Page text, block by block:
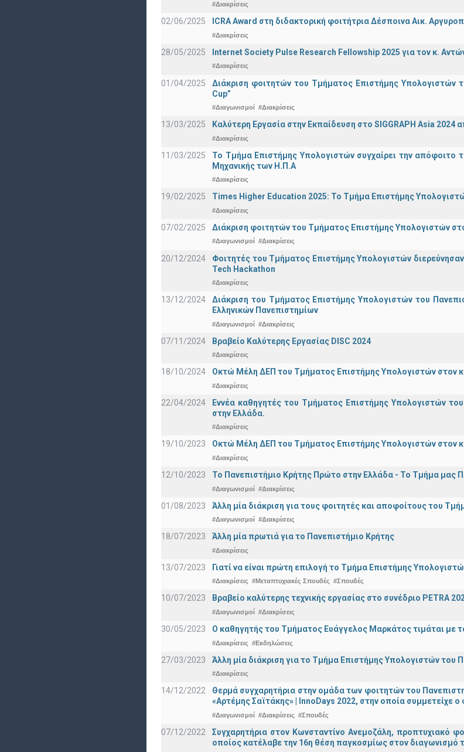
#Διακρίσεις
02/06/2025 ICRA Award στη διδακτορική φοιτήτρια Δέσποινα Αικ.
#Διακρίσεις
28/05/2025 Internet Society Pulse Research Fellowship 2025 για τον κ.
#Διακρίσεις
01/04/2025
Διάκριση φοιτητών του Τμήματος Επιστήμης Υπολογιστών
Cup”
#Διαγωνισμοί #Διακρίσεις
13/03/2025 Καλύτερη Εργασία στην Εκπαίδευση στο SIGGRAPH Asia
#Διακρίσεις
11/03/2025
Το Τμήμα Επιστήμης Υπολογιστών συγχαίρει την απόφοιτο
Μηχανικής των Η.Π.Α
#Διακρίσεις
19/02/2025 Times Higher Education 2025: Το Τμήμα Επιστήμης
#Διακρίσεις
07/02/2025 Διάκριση φοιτητών του Τμήματος Επιστήμης Υπολογιστών
#Διαγωνισμοί #Διακρίσεις
20/12/2024
Φοιτητές του Τμήματος Επιστήμης Υπολογιστών
Tech Hackathon
#Διακρίσεις
13/12/2024
Διάκριση του Τμήματος Επιστήμης Υπολογιστών του
Ελληνικών Πανεπιστημίων
#Διαγωνισμοί #Διακρίσεις
07/11/2024 Βραβείο Καλύτερης Εργασίας DISC 2024
#Διακρίσεις
18/10/2024 Οκτώ Μέλη ΔΕΠ του Τμήματος Επιστήμης Υπολογιστών στον
#Διακρίσεις
22/04/2024
Εννέα καθηγητές του Τμήματος Επιστήμης Υπολογιστών
στην Ελλάδα.
#Διακρίσεις
19/10/2023 Οκτώ Μέλη ΔΕΠ του Τμήματος Επιστήμης Υπολογιστών στον
#Διακρίσεις
12/10/2023 Το Πανεπιστήμιο Κρήτης Πρώτο στην Ελλάδα - Το Τμήμα μας
#Διαγωνισμοί #Διακρίσεις
01/08/2023 Άλλη μία διάκριση για τους φοιτητές και αποφοίτους του
#Διαγωνισμοί #Διακρίσεις
18/07/2023 Άλλη μία πρωτιά για το Πανεπιστήμιο Κρήτης
#Διακρίσεις
13/07/2023 Γιατί να είναι πρώτη επιλογή το Τμήμα Επιστήμης
#Διακρίσεις #Μεταπτυχιακές Σπουδές #Σπουδές
10/07/2023 Βραβείο καλύτερης τεχνικής εργασίας στο συνέδριο PETRA
#Διαγωνισμοί #Διακρίσεις
30/05/2023 Ο καθηγητής του Τμήματος Ευάγγελος Μαρκάτος τιμάται με
#Διακρίσεις #Εκδηλώσεις
27/03/2023 Άλλη μία διάκριση για το Τμήμα Επιστήμης Υπολογιστών του
#Διακρίσεις
14/12/2022
Θερμά συγχαρητήρια στην ομάδα των φοιτητών του
«Αρτέμης Σαϊτάκης» | InnoDays 2022, στην οποία
#Διαγωνισμοί #Διακρίσεις #Σπουδές
07/12/2022
Συγχαρητήρια στον Κωνσταντίνο Ανεμοζάλη, προπτυχιακό
οποίος κατέλαβε την 16η θέση παγκοσμίως στον διαγωνισμό